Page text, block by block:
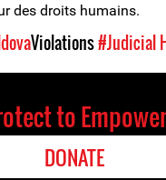
des droits humains.
Violations#Judicial
to
DONATE